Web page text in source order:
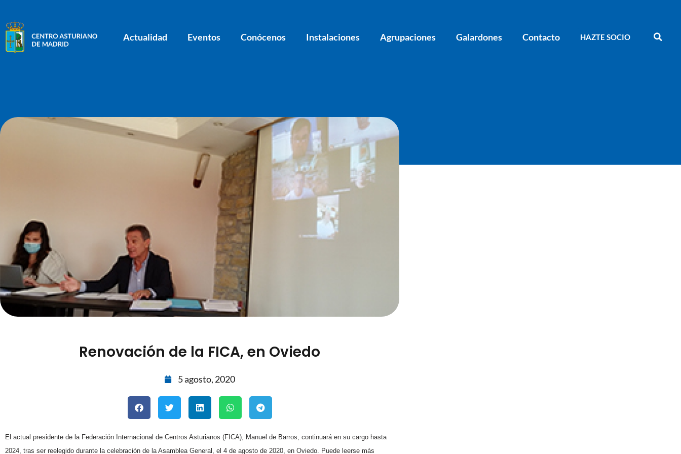
Actualidad Eventos Conócenos Instalaciones Agrupaciones Galardones Contacto HAZTE SOCIO
Renovación de la FICA, en Oviedo
5 agosto, 2020
El actual presidente de la Federación Internacional de Centros Asturianos (FICA), Manuel de Barros, continuará en su cargo hasta
2024, tras ser reelegido durante la celebración de la Asamblea General, el 4 de agosto de 2020, en Oviedo. Puede leerse más